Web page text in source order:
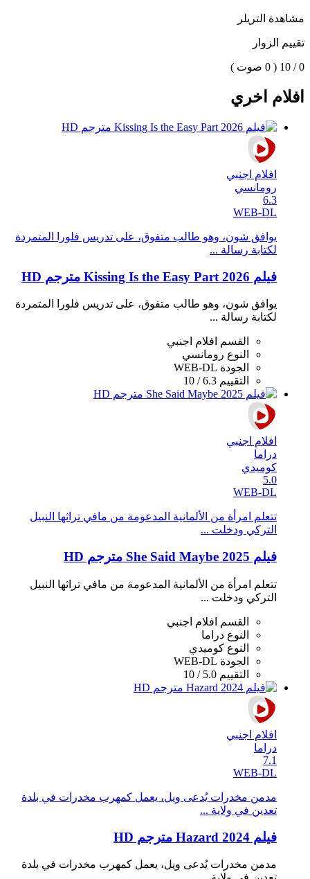
مشاهدة التريلر
تقييم الزوار
0 / 10 ( 0 صوت )
افلام اخري
افلام اجنبي
رومانسي
6.3
WEB-DL
يوافق شون، وهو طالب متفوق، على تدريس فلورا المتمردة
لكتابة رسالة ...
فيلم Kissing Is the Easy Part 2026 مترجم HD
يوافق شون، وهو طالب متفوق، على تدريس فلورا المتمردة
لكتابة رسالة ...
القسم
افلام اجنبي
النوع رومانسي
الجودة WEB-DL
التقييم 6.3 / 10
افلام اجنبي
دراما
كوميدي
5.0
WEB-DL
تتعلم امرأة من الألمانية المدعومة من مافي تراثها النبيل
التركي ودخلت ...
فيلم She Said Maybe 2025 مترجم HD
تتعلم امرأة من الألمانية المدعومة من مافي تراثها النبيل
التركي ودخلت ...
القسم
افلام اجنبي
النوع دراما
النوع كوميدي
الجودة WEB-DL
التقييم 5.0 / 10
افلام اجنبي
دراما
7.1
WEB-DL
مدمن مخدرات يُدعى ويل، يعمل كمهرب مخدرات في بلدة
تعدين في ولاية ...
فيلم Hazard 2024 مترجم HD
مدمن مخدرات يُدعى ويل، يعمل كمهرب مخدرات في بلدة